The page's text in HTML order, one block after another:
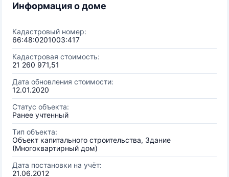
Информация о доме
Кадастровый номер:
66:48:0201003:417
Кадастровая стоимость:
21 260 971,51
Дата обновления стоимости:
12.01.2020
Статус объекта:
Ранее учтенный
Тип объекта:
Объект капитального строительства, Здание
(Многоквартирный дом)
Дата постановки на учёт:
21.06.2012